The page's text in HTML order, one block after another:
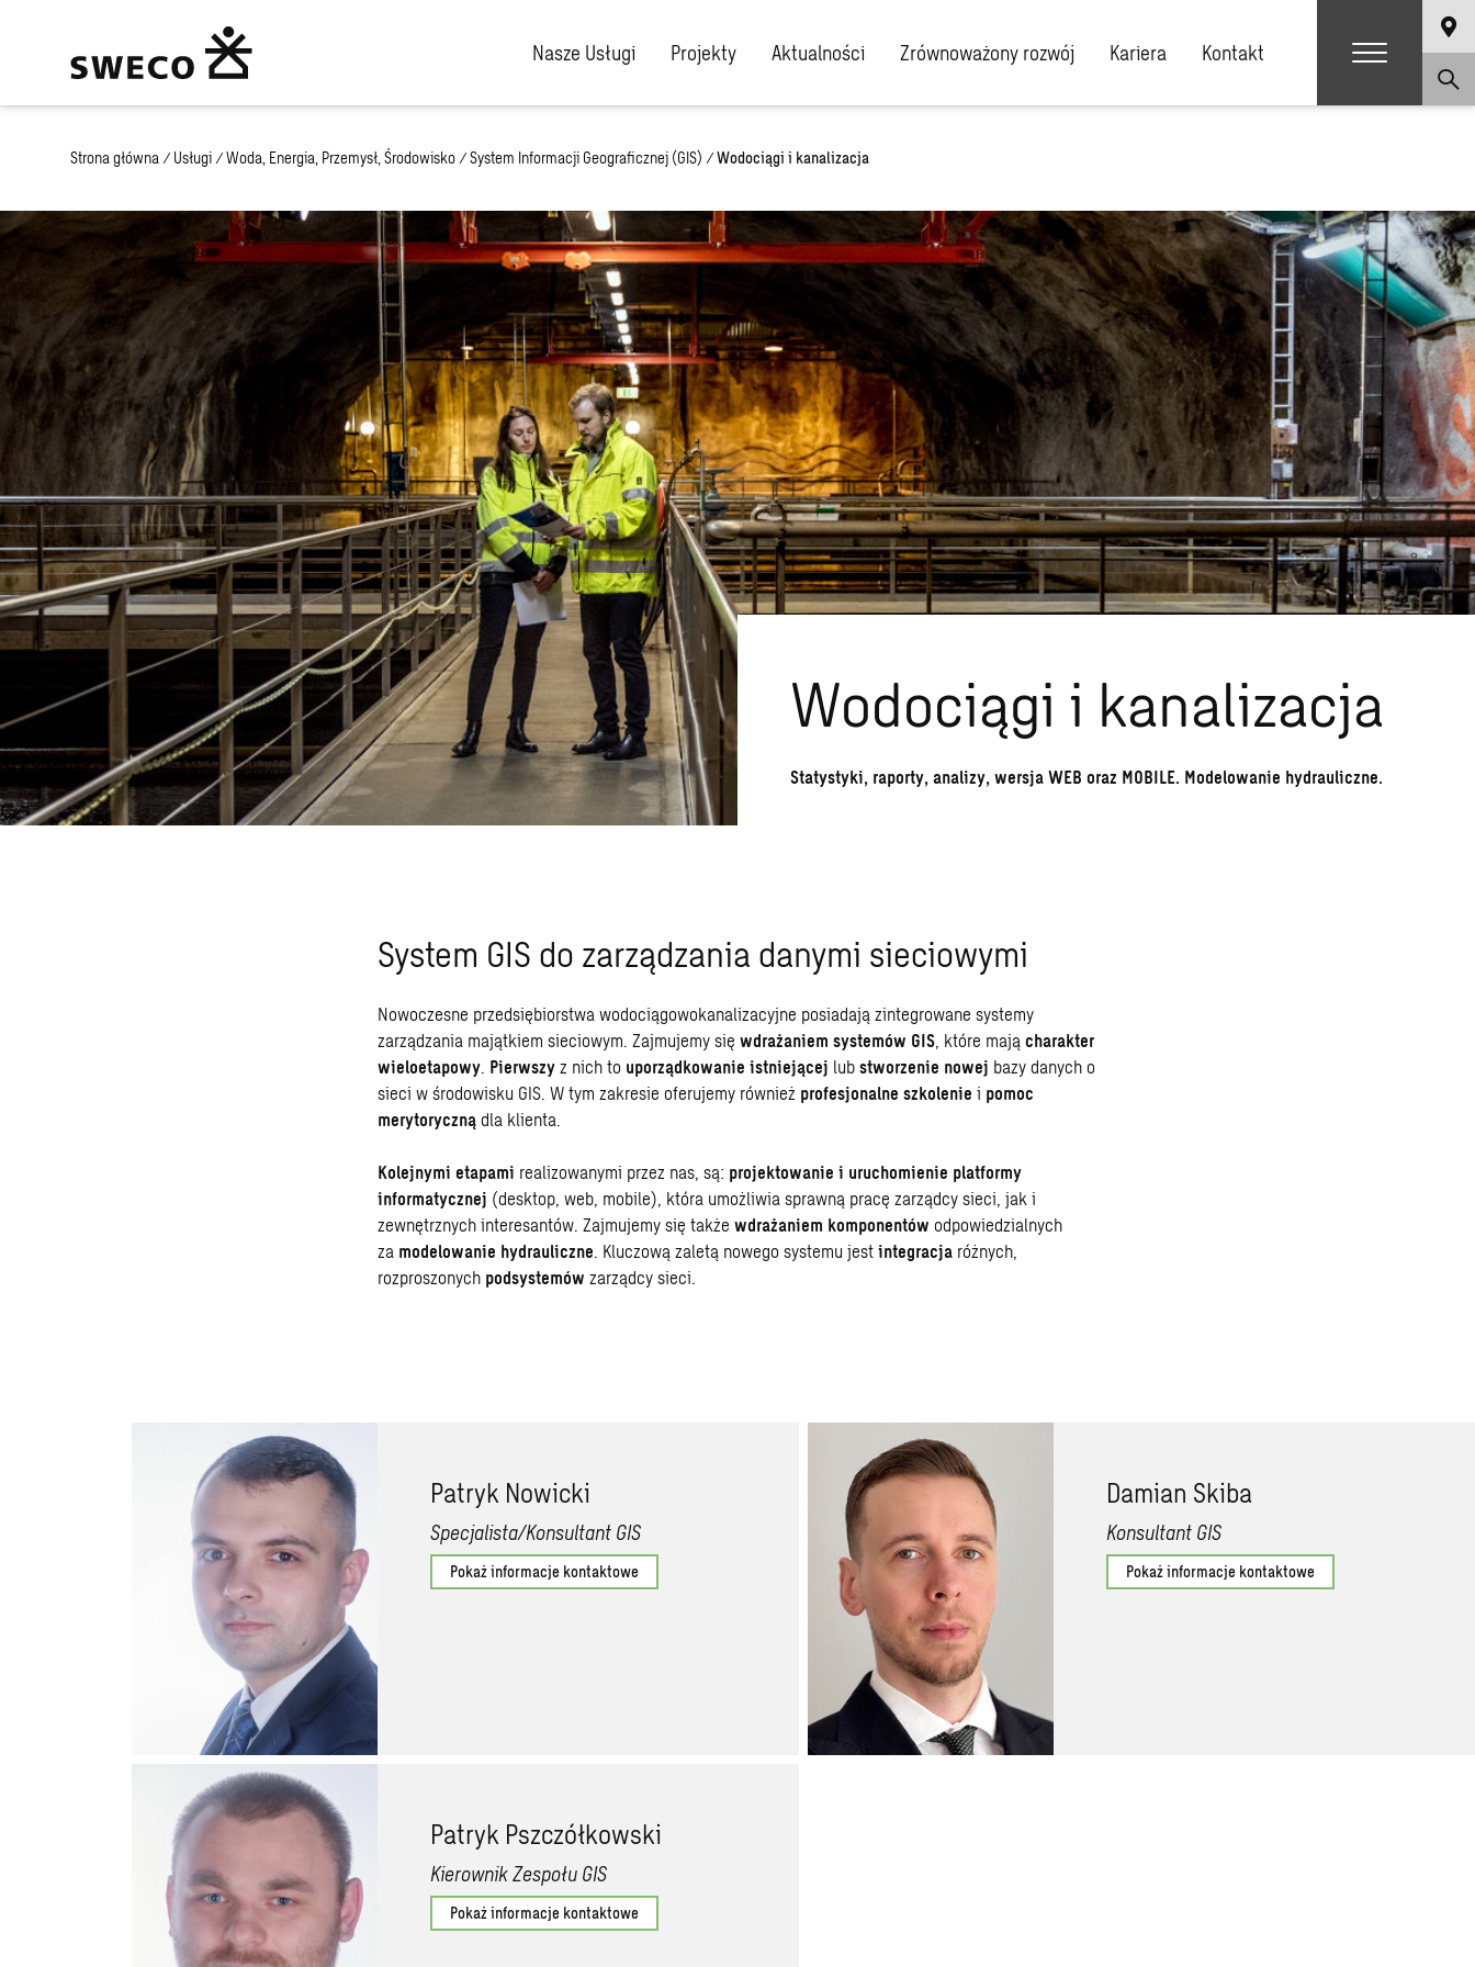
Nasze Usługi Projekty Aktualności Zrównoważony rozwój Kariera Kontakt
Strona główna / Usługi / Woda, Energia, Przemysł, Środowisko / System Informacji Geograficznej (GIS) / Wodociągi i kanalizacja
Wodociągi i kanalizacja
Statystyki, raporty, analizy, wersja WEB oraz MOBILE. Modelowanie hydrauliczne.
System GIS do zarządzania danymi sieciowymi
Nowoczesne przedsiębiorstwa wodociągowokanalizacyjne posiadają zintegrowane systemy
zarządzania majątkiem sieciowym. Zajmujemy się wdrażaniem systemów GIS, które mają charakter
wieloetapowy. Pierwszy z nich to uporządkowanie istniejącej lub stworzenie nowej bazy danych o
sieci w środowisku GIS. W tym zakresie oferujemy również profesjonalne szkolenie i pomoc
merytoryczną dla klienta.
Kolejnymi etapami realizowanymi przez nas, są: projektowanie i uruchomienie platformy
informatycznej (desktop, web, mobile), która umożliwia sprawną pracę zarządcy sieci, jak i
zewnętrznych interesantów. Zajmujemy się także wdrażaniem komponentów odpowiedzialnych
za modelowanie hydrauliczne. Kluczową zaletą nowego systemu jest integracja różnych,
rozproszonych podsystemów zarządcy sieci.
Patryk Nowicki
Specjalista/Konsultant GIS
Pokaż informacje kontaktowe
Damian Skiba
Konsultant GIS
Pokaż informacje kontaktowe
Patryk Pszczółkowski
Kierownik Zespołu GIS
Pokaż informacje kontaktowe